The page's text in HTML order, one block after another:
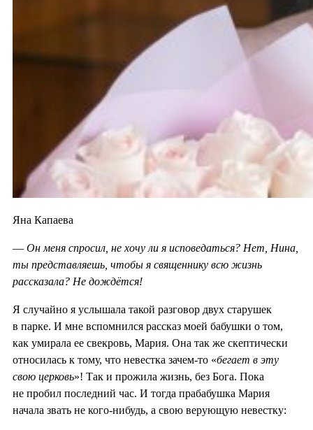
Яна Капаева
— Он меня спросил, не хочу ли я исповедаться? Нет, Нина,
ты представляешь, чтобы я священнику всю жизнь
рассказала? Не дождётся!
Я случайно я услышала такой разговор двух старушек
в парке. И мне вспомнился рассказ моей бабушки о том,
как умирала ее свекровь, Мария. Она так же скептически
относилась к тому, что невестка зачем-то «бегает в эту
свою церковь»! Так и прожила жизнь, без Бога. Пока
не пробил последний час. И тогда прабабушка Мария
начала звать не кого-нибудь, а свою верующую невестку: